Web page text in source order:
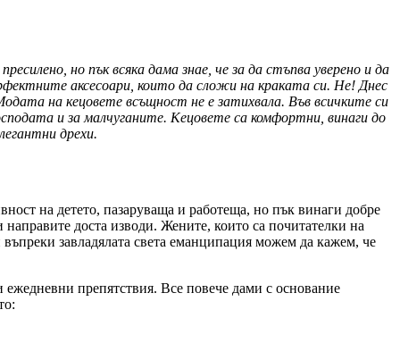
но пък всяка дама знае, че за да стъпва уверено и да
аксесоари, които да сложи на краката си. Не! Днес
на кецовете всъщност не е затихвала. Във всичките си
и за малчуганите. Кецовете са комфортни, винаги до
дрехи.
на детето, пазаруваща и работеща, но пък винаги добре
доста изводи. Жените, които са почитателки на
завладялата света еманципация можем да кажем, че
ежедневни препятствия. Все повече дами с основание